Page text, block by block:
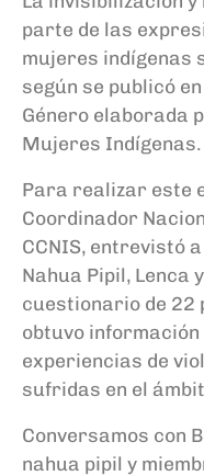
parte de las
mujeres indígenas
según se publicó
Género elaborada
Mujeres Indígenas.
Para realizar este
Coordinador
CCNIS, entrevistó
Nahua Pipil, Lenca
cuestionario de 22
obtuvo
experiencias de
sufridas en el
Conversamos con
nahua pipil y